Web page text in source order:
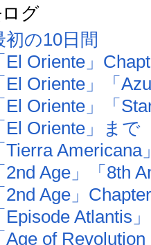
グ
初の10日間
El Oriente」
El Oriente」「
El Oriente」「
El Oriente」まで
Tierra
2nd Age」「8th
2nd Age」
Episode Atlantis
Age of